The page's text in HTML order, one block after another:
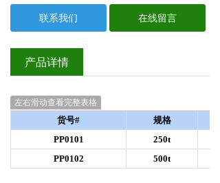
左右滑动查看完整表格
货号#
规格
PP0101
250t
PP0102
500t
联系我们 在线留言
产品详情